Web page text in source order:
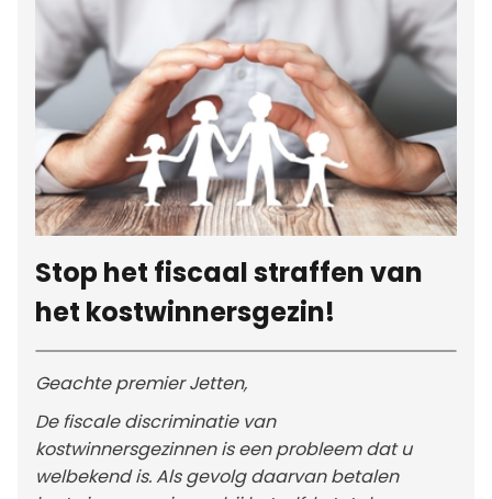
Stop het fiscaal straffen van
het kostwinnersgezin!
Geachte premier Jetten,
De fiscale discriminatie van
kostwinnersgezinnen is een probleem dat u
welbekend is. Als gevolg daarvan betalen